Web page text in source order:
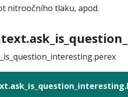
nitroočního tlaku, apod.